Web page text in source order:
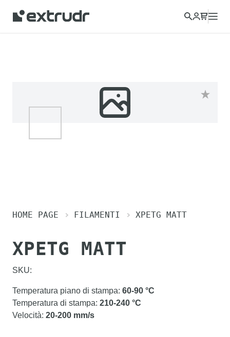
HOME PAGE FILAMENTI XPETG MATT
XPETG MATT
SKU:
Temperatura piano di stampa: 60-90 °C
Temperatura di stampa: 210-240 °C
Velocità: 20-200 mm/s